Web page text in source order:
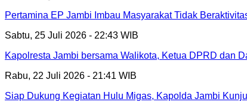
Pertamina EP Jambi Imbau Masyarakat Tidak
Sabtu, 25 Juli 2026 - 22:43 WIB
Kapolresta Jambi bersama Walikota, Ketua DPRD dan
Rabu, 22 Juli 2026 - 21:41 WIB
Siap Dukung Kegiatan Hulu Migas, Kapolda Jambi